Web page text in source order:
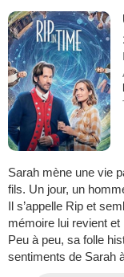
Sarah mène une vie
fils. Un jour, un
Il s’appelle Rip et
mémoire lui revient
Peu à peu, sa folle
sentiments de Sarah